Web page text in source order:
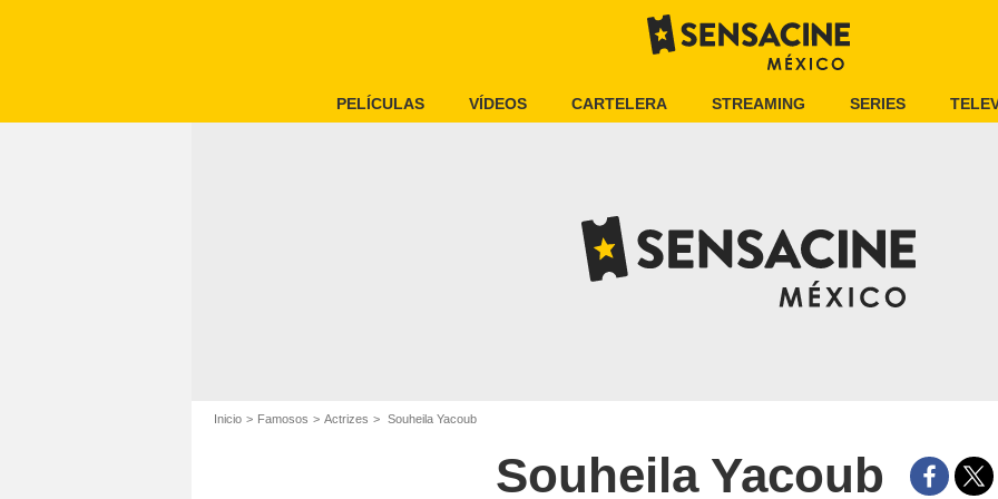
PELÍCULAS VÍDEOS CARTELERA STREAMING SERIES
Inicio Famosos Actrizes Souheila Yacoub
Souheila Yacoub